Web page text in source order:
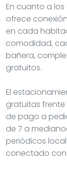
En cuanto a
ofrece
en cada
comodidad,
bañera,
gratuitos.
El
gratuitas
de pago a
de 7 a
periódicos
conectado